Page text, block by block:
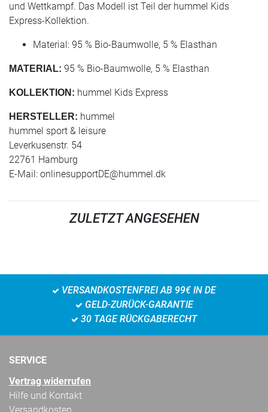
und Wettkampf. Das Modell ist Teil der hummel Kids
Express-Kollektion.
Material: 95 % Bio-Baumwolle, 5 % Elasthan
MATERIAL: 95 % Bio-Baumwolle, 5 % Elasthan
KOLLEKTION: hummel Kids Express
HERSTELLER: hummel
hummel sport & leisure
Leverkusenstr. 54
22761 Hamburg
E-Mail: onlinesupportDE@hummel.dk
ZULETZT ANGESEHEN
VERSANDKOSTENFREI AB 99€ IN DE
GELD-ZURÜCK-GARANTIE
30 TAGE RÜCKGABERECHT
SERVICE
Vertrag widerrufen
Hilfe und Kontakt